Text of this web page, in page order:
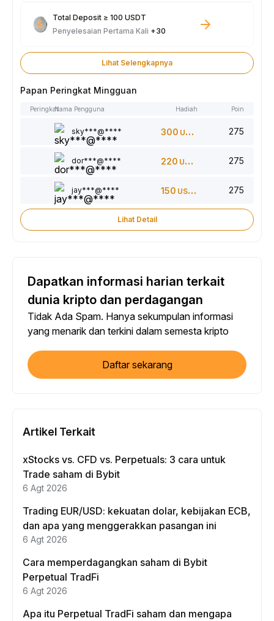
Total Deposit ≥ 100 USDT
Penyelesaian Pertama Kali +30
Lihat Selengkapnya
Papan Peringkat Mingguan
PeringkatNama Pengguna Hadiah Poin
sky***@**** 300 USDT 275
dor***@**** 220 USDT 275
jay***@**** 150 USDT 275
Lihat Detail
Dapatkan informasi harian terkait
dunia kripto dan perdagangan
Tidak Ada Spam. Hanya sekumpulan informasi
yang menarik dan terkini dalam semesta kripto
Daftar sekarang
Artikel Terkait
xStocks vs. CFD vs. Perpetuals: 3 cara untuk
Trade saham di Bybit
6 Agt 2026
Trading EUR/USD: kekuatan dolar, kebijakan ECB,
dan apa yang menggerakkan pasangan ini
6 Agt 2026
Cara memperdagangkan saham di Bybit
Perpetual TradFi
6 Agt 2026
Apa itu Perpetual TradFi saham dan mengapa